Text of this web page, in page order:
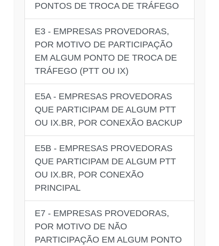
PONTOS DE TROCA DE TRÁFEGO
E3 - EMPRESAS PROVEDORAS,
POR MOTIVO DE PARTICIPAÇÃO
EM ALGUM PONTO DE TROCA DE
TRÁFEGO (PTT OU IX)
E5A - EMPRESAS PROVEDORAS
QUE PARTICIPAM DE ALGUM PTT
OU IX.BR, POR CONEXÃO BACKUP
E5B - EMPRESAS PROVEDORAS
QUE PARTICIPAM DE ALGUM PTT
OU IX.BR, POR CONEXÃO
PRINCIPAL
E7 - EMPRESAS PROVEDORAS,
POR MOTIVO DE NÃO
PARTICIPAÇÃO EM ALGUM PONTO